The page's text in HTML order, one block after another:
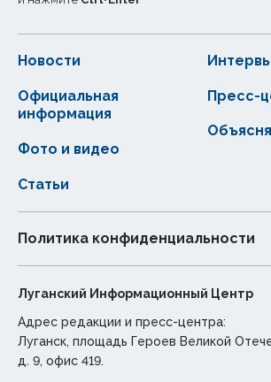
Новости
Статьи
Официальная
информация
Фото и видео
Пресс-
Политика конфиденциальности
Луганский Информационный Центр
Адрес редакции и пресс-центра:
Луганск, площадь Героев Великой
д. 9, офис 419.